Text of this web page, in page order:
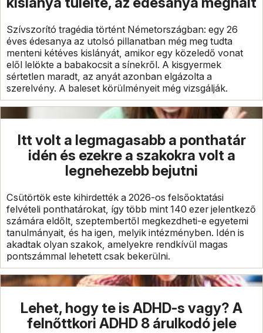
Szívszorító tragédia történt Németországban: egy 26
éves édesanya az utolsó pillanatban még meg tudta
menteni kétéves kislányát, amikor egy közeledő vonat
elől lelökte a babakocsit a sínekről. A kisgyermek
sértetlen maradt, az anyát azonban elgázolta a
szerelvény. A baleset körülményeit még vizsgálják.
Itt volt a legmagasabb a ponthatár
idén és ezekre a szakokra volt a
legnehezebb bejutni
Csütörtök este kihirdették a 2026-os felsőoktatási
felvételi ponthatárokat, így több mint 140 ezer jelentkező
számára eldőlt, szeptembertől megkezdheti-e egyetemi
tanulmányait, és ha igen, melyik intézményben. Idén is
akadtak olyan szakok, amelyekre rendkívül magas
pontszámmal lehetett csak bekerülni.
Lehet, hogy te is ADHD-s vagy? A
felnőttkori ADHD 8 árulkodó jele